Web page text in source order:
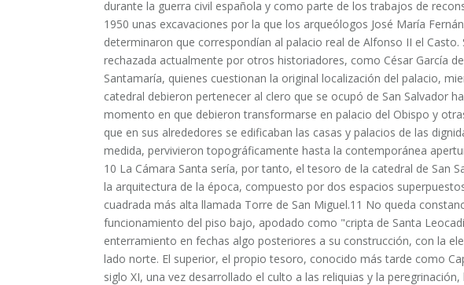
durante la guerra civil española y como parte de los trabajos de
1950 unas excavaciones por la que los arqueólogos José María
determinaron que correspondían al palacio real de Alfonso II el
rechazada actualmente por otros historiadores, como César García
Santamaría, quienes cuestionan la original localización del palacio,
catedral debieron pertenecer al clero que se ocupó de San Salvador
momento en que debieron transformarse en palacio del Obispo y
que en sus alrededores se edificaban las casas y palacios de las
medida, pervivieron topográficamente hasta la contemporánea
10​ La Cámara Santa sería, por tanto, el tesoro de la catedral de San
la arquitectura de la época, compuesto por dos espacios
cuadrada más alta llamada Torre de San Miguel.11​ No queda
funcionamiento del piso bajo, apodado como "cripta de Santa
enterramiento en fechas algo posteriores a su construcción, con la
lado norte. El superior, el propio tesoro, conocido más tarde como
siglo XI, una vez desarrollado el culto a las reliquias y la